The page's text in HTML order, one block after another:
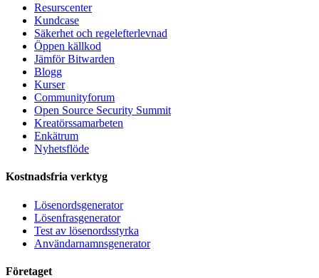
Resurscenter
Kundcase
Säkerhet och regelefterlevnad
Öppen källkod
Jämför Bitwarden
Blogg
Kurser
Communityforum
Open Source Security Summit
Kreatörssamarbeten
Enkätrum
Nyhetsflöde
Kostnadsfria verktyg
Lösenordsgenerator
Lösenfrasgenerator
Test av lösenordsstyrka
Användarnamnsgenerator
Företaget